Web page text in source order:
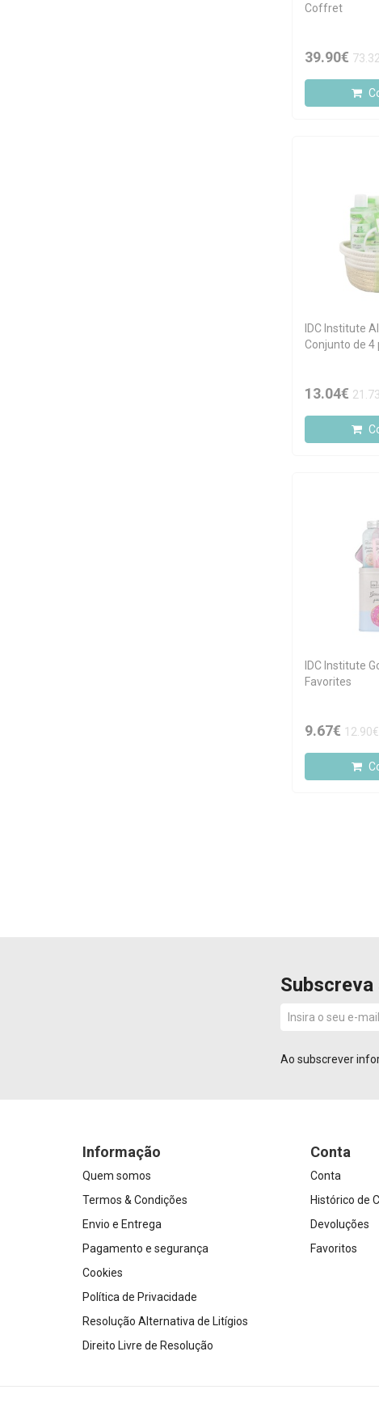
Coffret
39.90€
IDC Institute
Conjunto de 4
13.04€
IDC Institute
Favorites
9.67€ 12.90€
Ao subscrever
Informação
Quem somos
Termos & Condições
Envio e Entrega
Pagamento e segurança
Cookies
Política de Privacidade
Resolução Alternativa de Litígios
Direito Livre de Resolução
Conta
Conta
Histórico de
Devoluções
Favoritos